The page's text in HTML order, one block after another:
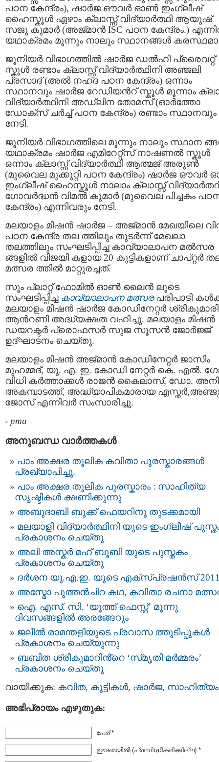
പഠന കേന്ദ്രം), ഷാർജ ഔവർ ഓൺ ഇംഗ്ലീഷ്
ഹൈസ്കൂൾ ഏഴാം ക്ലാസ്സ് വിദ്യാർത്ഥി ആയുഷ്
സജു കുമാർ (അജ്മാൻ ISC പഠന കേന്ദ്രം.)
യഥാക്രമം മൂന്നും നാലും സ്ഥാനങ്ങൾ
ജൂനിയർ വിഭാഗത്തിൽ ഷാർജ ഡൽഹി പ്രൈവറ്റ്
സ്കൂൾ രണ്ടാം ക്ലാസ്സ് വിദ്യാർത്ഥിനി അഞ്ജലി
പ്രസാദ് (അൽ നഹ്ദ പഠന കേന്ദ്രം) ഒന്നാം
സ്ഥാനവും ഷാർജ റേഡിയൻറ് സ്കൂൾ മൂന്നാം
വിദ്യാർത്ഥിനി അഡ്ലിന തോമസ് (ഓർത്തോ
ഡോക്സ് ചർച്ച് പഠന കേന്ദ്രം) രണ്ടാം സ്ഥാനവും
നേടി.
ജൂനിയർ വിഭാഗത്തിലെ മൂന്നും നാലും സ്ഥാന
യഥാക്രമം ഷാർജ എമിറേറ്റ്സ് നാഷണൽ സ്കൂൾ
ഒന്നാം ക്ലാസ്സ് വിദ്യാർത്ഥി ആത്മജ് അരുൺ
(മുവൈല മുക്കുറ്റി പഠന കേന്ദ്രം) ഷാർജ ഔവർ
ഇംഗ്ലീഷ് ഹൈസ്കൂൾ നാലാം ക്ലാസ്സ്
ഗോവർദ്ധൻ വിമൽ കുമാർ (മുവൈല പിച്ചകം
കേന്ദ്രം) എന്നിവരും നേടി.
മലയാളം മിഷൻ ഷാർജ – അജ്മാന്‍ മേഖയിലെ
പഠന കേന്ദ്ര തല ത്തിലും തുടർന്ന് മേഖലാ
തലത്തിലും സംഘടിപ്പിച്ച കാവ്യാലാപന മൽസര
ങ്ങളിൽ വിജയി കളായ 20 കുട്ടികളാണ് ചാപ്റ്റർ
മത്സര ത്തിൽ മാറ്റുരച്ചത്.
സൂം പ്ലാറ്റ് ഫോമില്‍ ഓൺ ലൈന്‍ ലൂടെ
സംഘടിപ്പിച്ചകാവ്യാലാപന മത്സരപരിപാടി
മലയാളം മിഷൻ ഷാർജ കോഡിനേറ്റർ ശ്രീകുമാരി
ആൻറണി അദ്ധ്യക്ഷത വഹിച്ചു. മലയാളം മിഷൻ
ഡയറക്ടർ പ്രൊഫസര്‍ സുജ സൂസൻ ജോർജ്ജ്
ഉദ്ഘാടനം ചെയ്തു.
മലയാളം മിഷൻ അജ്മാൻ കോഡിനേറ്റർ ജാസിം
മുഹമ്മദ്, യു. എ. ഇ. കോഡി നേറ്റർ കെ. എൽ.
വിധി കർത്താക്കള്‍ രാജൻ കൈലാസ്, ഡോ.
അകമ്പാടത്ത്, അദ്ധ്യാപികമാരായ
ജോസ് എന്നിവർ സംസാരിച്ചു.
- pma
അനുബന്ധ വാര്‍ത്തകള്‍
പാം അക്ഷര തൂലിക കവിതാ പുരസ്കാരങ്ങൾ
പ്രഖ്യാപിച്ചു.
പാം അക്ഷര തൂലിക പുരസ്കാരം : സാഹിത്യ
സൃഷ്ടികൾ ക്ഷണിക്കുന്നു
അബുദാബി ബുക്ക് ഫെയറിനു തുടക്കമായി
മലയാളി വിദ്യാർത്ഥിനി യുടെ ഇംഗ്ലീഷ്
പ്രകാശനം ചെയ്തു
അലി അസ്കര്‍ മഹ് ബൂബി യുടെ പുസ്തകം
പ്രകാശനം ചെയ്തു
ദര്‍ശന യു.എ.ഇ. യുടെ എക്സ്പ്രഷന്‍സ്‌
അസ്മോ പുത്തൻചിറ കഥ, കവിതാ രചനാ
ഐ. എസ്. സി. ‘യൂത്ത് ഫെസ്റ്റ്’ മൂന്നു
ദിവസങ്ങളിൽ അരങ്ങേറും
ജലീൽ രാമന്തളിയുടെ പ്രവാസ ത്തുടിപ്പുകൾ
പ്രകാശനം ചെയ്യുന്നു
ബബിത ശ്രീകുമാറിൻ്റെ ‘സ്‌മൃതി മർമ്മരം’
പ്രകാശനം ചെയ്തു
വായിക്കുക: കവിത, കുട്ടികള്‍, ഷാർജ, സാഹിത്യം
അഭിപ്രായം എഴുതുക:
പേര് *
ഈമെയില്‍ (പ്രസിദ്ധീകരിക്കില്ല) *